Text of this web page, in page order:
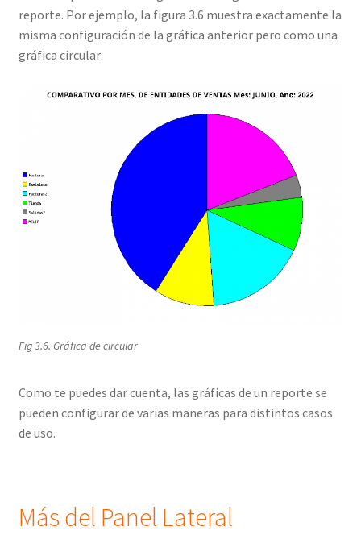
reporte. Por ejemplo, la figura 3.6 muestra exactamente la
misma configuración de la gráfica anterior pero como una
gráfica circular:
Fig 3.6. Gráfica de circular
Como te puedes dar cuenta, las gráficas de un reporte se
pueden configurar de varias maneras para distintos casos
de uso.
Más del Panel Lateral